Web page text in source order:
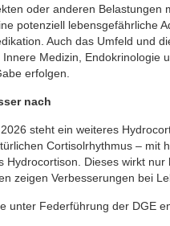
oder anderen Belastungen
potenziell lebensgefährliche
Auch das Umfeld und
Medizin, Endokrinologie
erfolgen.
nach
steht ein weiteres
Cortisolrhythmus – mit
Dieses wirkt
zeigen Verbesserungen bei
unter Federführung der DGE